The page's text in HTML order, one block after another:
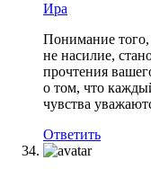
Ира
Понимание того,
не насилие,
прочтения
о том, что
чувства
Ответить